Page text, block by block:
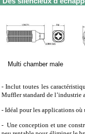
Multi chamber male
- Inclut toutes les
Muffler standard de l’industrie
- Idéal pour les applications où
- Une conception et une